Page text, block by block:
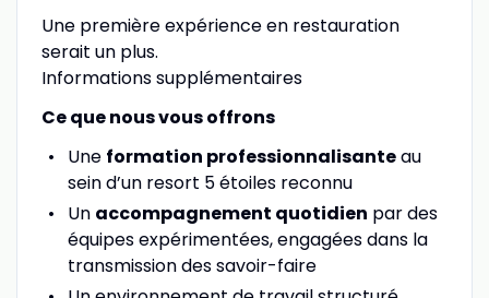
Une première expérience en restauration
serait un plus.
Informations supplémentaires
Ce que nous vous offrons
Une formation professionnalisanteau
sein d’un resort 5 étoiles reconnu
Un accompagnement quotidien par des
équipes expérimentées, engagées dans la
transmission des savoir-faire